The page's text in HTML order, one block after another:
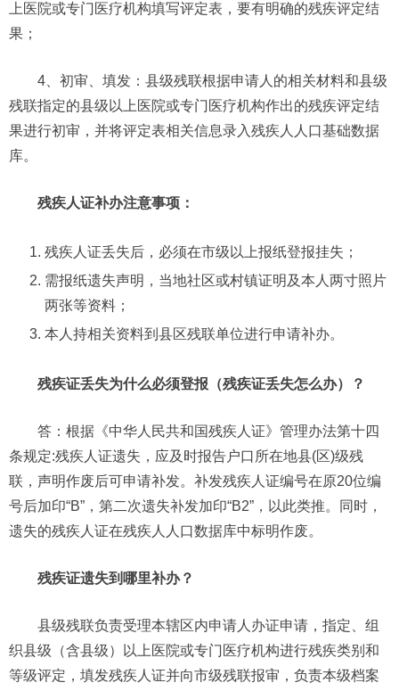
上医院或专门医疗机构填写评定表，要有明确的残疾评定结
果；
4、初审、填发：县级残联根据申请人的相关材料和县级
残联指定的县级以上医院或专门医疗机构作出的残疾评定结
果进行初审，并将评定表相关信息录入残疾人人口基础数据
库。
残疾人证补办注意事项：
残疾人证丢失后，必须在市级以上报纸登报挂失；
需报纸遗失声明，当地社区或村镇证明及本人两寸照片
两张等资料；
本人持相关资料到县区残联单位进行申请补办。
残疾证丢失为什么必须登报（残疾证丢失怎么办）？
答：根据《中华人民共和国残疾人证》管理办法第十四
条规定:残疾人证遗失，应及时报告户口所在地县(区)级残
联，声明作废后可申请补发。补发残疾人证编号在原20位编
号后加印“B”，第二次遗失补发加印“B2”，以此类推。同时，
遗失的残疾人证在残疾人人口数据库中标明作废。
残疾证遗失到哪里补办？
县级残联负责受理本辖区内申请人办证申请，指定、组
织县级（含县级）以上医院或专门医疗机构进行残疾类别和
等级评定，填发残疾人证并向市级残联报审，负责本级档案